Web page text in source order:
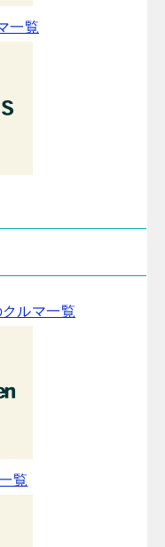
一覧
ルマ一覧
覧